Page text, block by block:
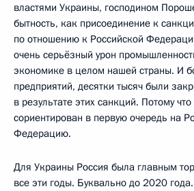
властями Украины, господином
бытность, как присоединение к
по отношению к Российской
очень серьёзный урон
экономике в целом нашей страны. И
предприятий, десятки тысяч были
в результате этих санкций. Потому
сориентирован в первую очередь на
Федерацию.
Для Украины Россия была главным
все эти годы. Буквально до 2020